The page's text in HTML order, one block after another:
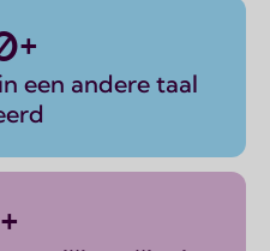
een andere taal